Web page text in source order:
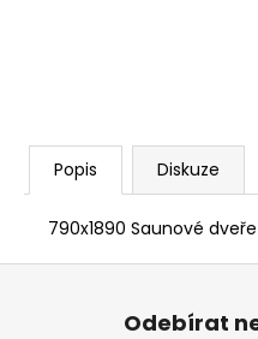
Popis Diskuze
790x1890 Saunové
Z
Odebírat